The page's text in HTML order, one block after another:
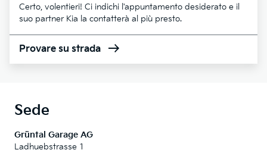
Certo, volentieri! Ci indichi l'appuntamento desiderato e il
suo partner Kia la contatterà al più presto.
Provare su strada
Sede
Grüntal Garage AG
Ladhuebstrasse 1